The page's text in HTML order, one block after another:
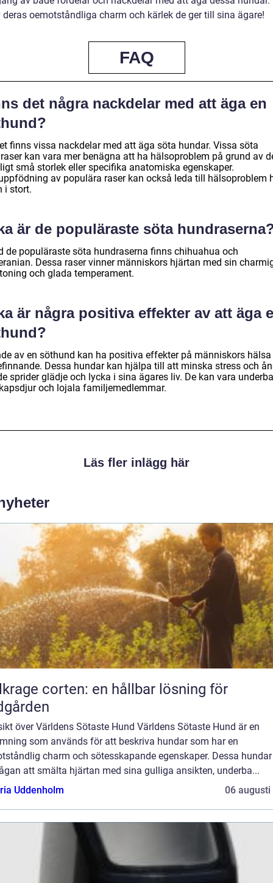
oemotståndliga charm och kärlek de ger till sina ägare!
FAQ
det några nackdelar med att äga en
finns vissa nackdelar med att äga söta hundar. Vissa söta
kan vara mer benägna att ha hälsoproblem på grund av
små storlek eller specifika anatomiska egenskaper.
av populära raser kan också leda till hälsoproblem
i stort.
är de populäraste söta
de populäraste söta hundraserna finns chihuahua och
Dessa raser vinner människors hjärtan med sin
och glada temperament.
är några positiva effekter av att äga
av en söthund kan ha positiva effekter på människors
Dessa hundar kan hjälpa till att minska stress och
sprider glädje och lycka i sina ägares liv. De kan vara
och lojala familjemedlemmar.
Läs fler inlägg här
corten: en hållbar lösning för
över Världens Sötaste Hund Världens Sötaste Hund är en
som används för att beskriva hundar som har en
charm och sötesskapande egenskaper. Dessa
att smälta hjärtan med sina gulliga ansikten, underba...
Uddenholm
06 augusti